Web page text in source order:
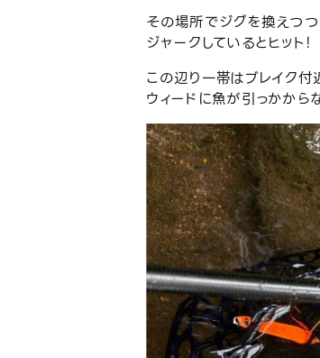
その場所でジグを換えつ
ジャークしているとヒット！
この辺り一帯はブレイク付
ウィードに魚が引っかから